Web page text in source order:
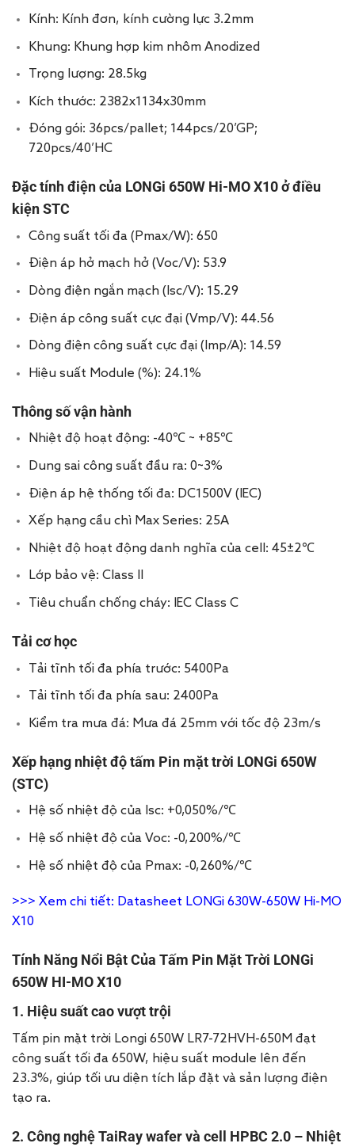
Kính: Kính đơn, kính cường lực 3.2mm
Khung: Khung hợp kim nhôm Anodized
Trọng lượng: 28.5kg
Kích thước: 2382x1134x30mm
Đóng gói: 36pcs/pallet; 144pcs/20’GP;
720pcs/40’HC
Đặc tính điện của LONGi 650W Hi-MO X10 ở điều
kiện STC
Công suất tối đa (Pmax/W): 650
Điện áp hở mạch hở (Voc/V): 53.9
Dòng điện ngắn mạch (Isc/V): 15.29
Điện áp công suất cực đại (Vmp/V): 44.56
Dòng điện công suất cực đại (Imp/A): 14.59
Hiệu suất Module (%): 24.1%
Thông số vận hành
Nhiệt độ hoạt động: -40℃ ~ +85℃
Dung sai công suất đầu ra: 0~3%
Điện áp hệ thống tối đa: DC1500V (IEC)
Xếp hạng cầu chì Max Series: 25A
Nhiệt độ hoạt động danh nghĩa của cell: 45±2℃
Lớp bảo vệ: Class II
Tiêu chuẩn chống cháy: IEC Class C
Tải cơ học
Tải tĩnh tối đa phía trước: 5400Pa
Tải tĩnh tối đa phía sau: 2400Pa
Kiểm tra mưa đá: Mưa đá 25mm với tốc độ 23m/s
Xếp hạng nhiệt độ tấm Pin mặt trời LONGi 650W
(STC)
Hệ số nhiệt độ của Isc: +0,050%/℃
Hệ số nhiệt độ của Voc: -0,200%/℃
Hệ số nhiệt độ của Pmax: -0,260%/℃
>>> Xem chi tiết: Datasheet LONGi 630W-650W Hi-MO
X10
Tính Năng Nổi Bật Của Tấm Pin Mặt Trời LONGi
650W HI-MO X10
1. Hiệu suất cao vượt trội
Tấm pin mặt trời Longi 650W LR7-72HVH-650M đạt
công suất tối đa 650W, hiệu suất module lên đến
23.3%, giúp tối ưu diện tích lắp đặt và sản lượng điện
tạo ra.
2. Công nghệ TaiRay wafer và cell HPBC 2.0 – Nhiệt